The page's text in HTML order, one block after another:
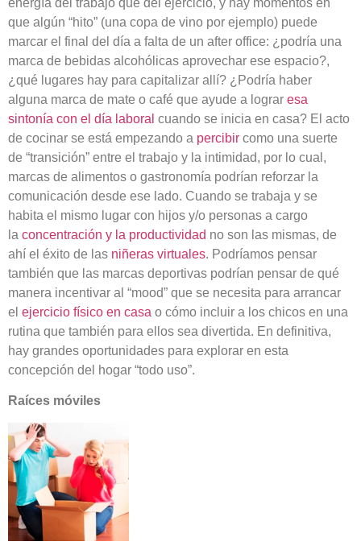
energía del trabajo que del ejercicio, y hay momentos en
que algún “hito” (una copa de vino por ejemplo) puede
marcar el final del día a falta de un after office: ¿podría una
marca de bebidas alcohólicas aprovechar ese espacio?,
¿qué lugares hay para capitalizar allí? ¿Podría haber
alguna marca de mate o café que ayude a lograr esa
sintonía con el día laboral cuando se inicia en casa? El acto
de cocinar se está empezando a percibir como una suerte
de “transición” entre el trabajo y la intimidad, por lo cual,
marcas de alimentos o gastronomía podrían reforzar la
comunicación desde ese lado. Cuando se trabaja y se
habita el mismo lugar con hijos y/o personas a cargo
la concentración y la productividad no son las mismas, de
ahí el éxito de las niñeras virtuales. Podríamos pensar
también que las marcas deportivas podrían pensar de qué
manera incentivar al “mood” que se necesita para arrancar
el ejercicio físico en casa o cómo incluir a los chicos en una
rutina que también para ellos sea divertida. En definitiva,
hay grandes oportunidades para explorar en esta
concepción del hogar “todo uso”.
Raíces móviles